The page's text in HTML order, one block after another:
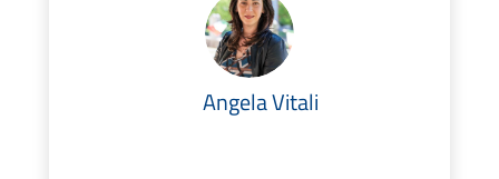
Angela Vitali